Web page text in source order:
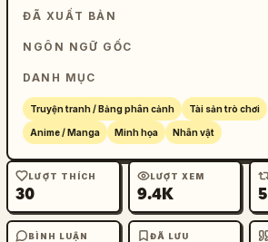
ĐÃ XUẤT BẢN
NGÔN NGỮ GỐC
DANH MỤC
Truyện tranh / Bảng phân cảnh Tài sản trò chơi
Anime / Manga Minh họa Nhân vật
LƯỢT THÍCH
30
LƯỢT XEM
9.4K 5
BÌNH LUẬN ĐÃ LƯU